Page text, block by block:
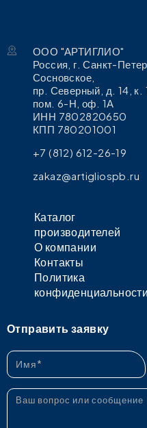
ООО "АРТИГЛИО"
Россия, г. Санкт-
Сосновское,
пр. Северный, д. 14, к.
пом. 6-Н, оф. 1А
ИНН 7802820650
КПП 780201001
+7 (812) 612-26-19
zakaz@artigliospb.ru
Каталог
производителей
О компании
Контакты
Политика
конфиденциальности
Отправить заявку